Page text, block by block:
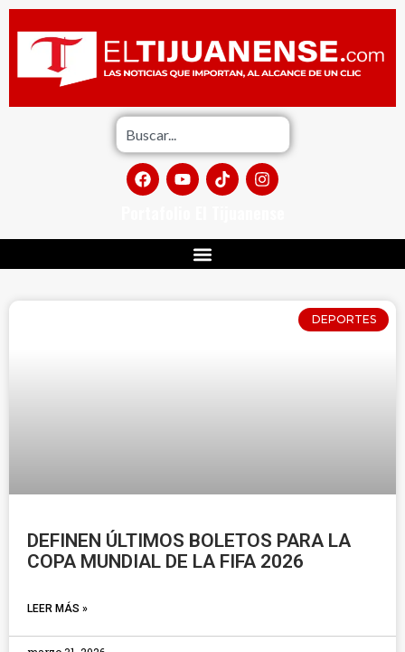
DEPORTES
DEFINEN ÚLTIMOS BOLETOS PARA LA
COPA MUNDIAL DE LA FIFA 2026
LEER MÁS »